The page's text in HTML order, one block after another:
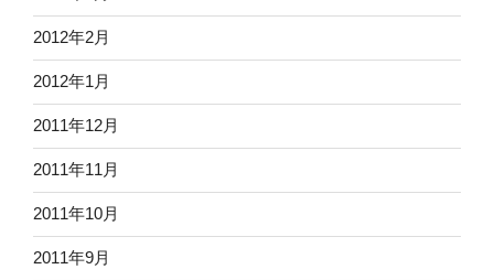
2012年2月
2012年1月
2011年12月
2011年11月
2011年10月
2011年9月